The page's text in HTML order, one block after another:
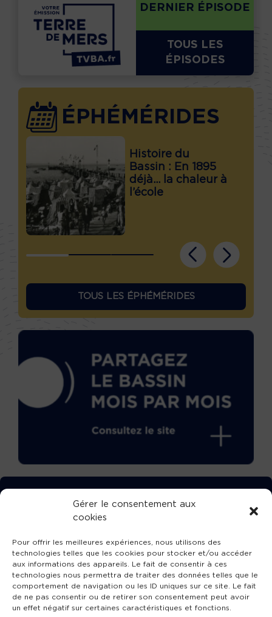
Gérer le consentement aux
cookies
Pour offrir les meilleures expériences, nous utilisons des
technologies telles que les cookies pour stocker et/ou accéder
aux informations des appareils. Le fait de consentir à ces
technologies nous permettra de traiter des données telles que le
comportement de navigation ou les ID uniques sur ce site. Le fait
de ne pas consentir ou de retirer son consentement peut avoir
un effet négatif sur certaines caractéristiques et fonctions.
DERNIER ÉPISODE
TOUS LES
ÉPISODES
ÉPHÉMÉRIDES
Histoire du
Bassin : En 1895
déjà… la chaleur à
l’école
TOUS LES ÉPHÉMÉRIDES
TÉLÉCHARGEZ GRATUITEMENT
L’APPLICATION TVBA !
SUIVEZ-NOUS !